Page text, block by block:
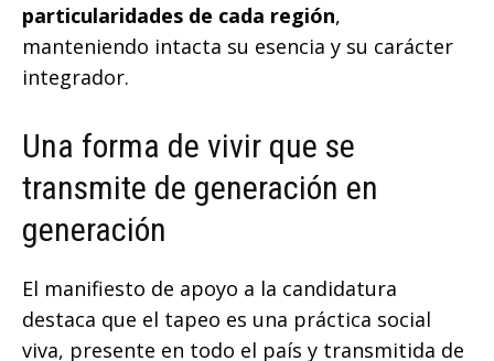
particularidades de cada región,
manteniendo intacta su esencia y su carácter
integrador.
Una forma de vivir que se
transmite de generación en
generación
El manifiesto de apoyo a la candidatura
destaca que el tapeo es una práctica social
viva, presente en todo el país y transmitida de